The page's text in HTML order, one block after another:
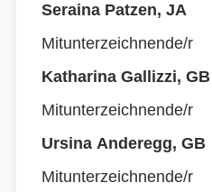
Seraina Patzen, JA
Mitunterzeichnende/r
Katharina Gallizzi, GB
Mitunterzeichnende/r
Ursina Anderegg, GB
Mitunterzeichnende/r